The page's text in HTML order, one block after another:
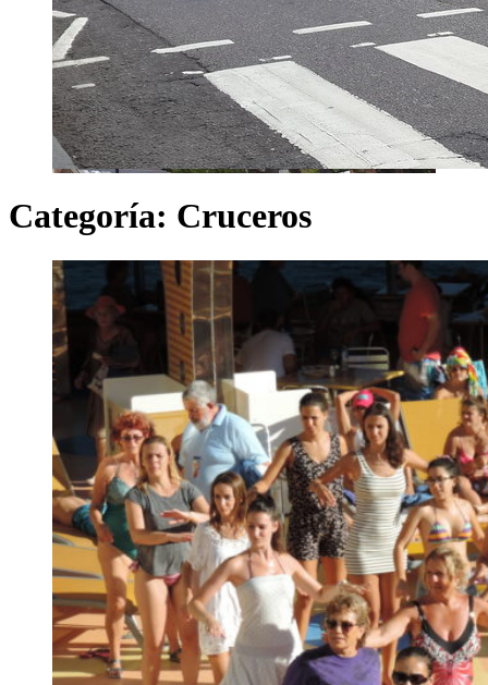
Categoría: Cruceros